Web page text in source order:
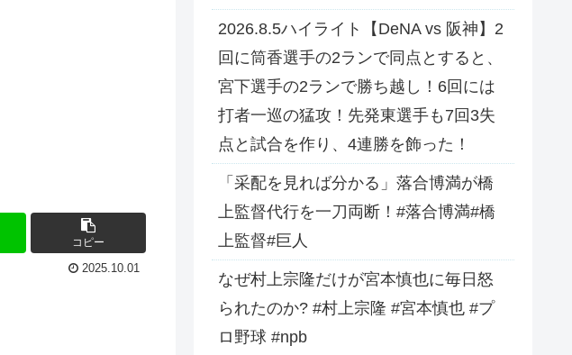
コピー
2025.10.01
2026.8.5ハイライト【DeNA vs 阪神】2
回に筒香選手の2ランで同点とすると、
宮下選手の2ランで勝ち越し！6回には
打者一巡の猛攻！先発東選手も7回3失
点と試合を作り、4連勝を飾った！
「采配を見れば分かる」落合博満が橋
上監督代行を一刀両断！#落合博満#橋
上監督#巨人
なぜ村上宗隆だけが宮本慎也に毎日怒
られたのか? #村上宗隆 #宮本慎也 #プ
ロ野球 #npb